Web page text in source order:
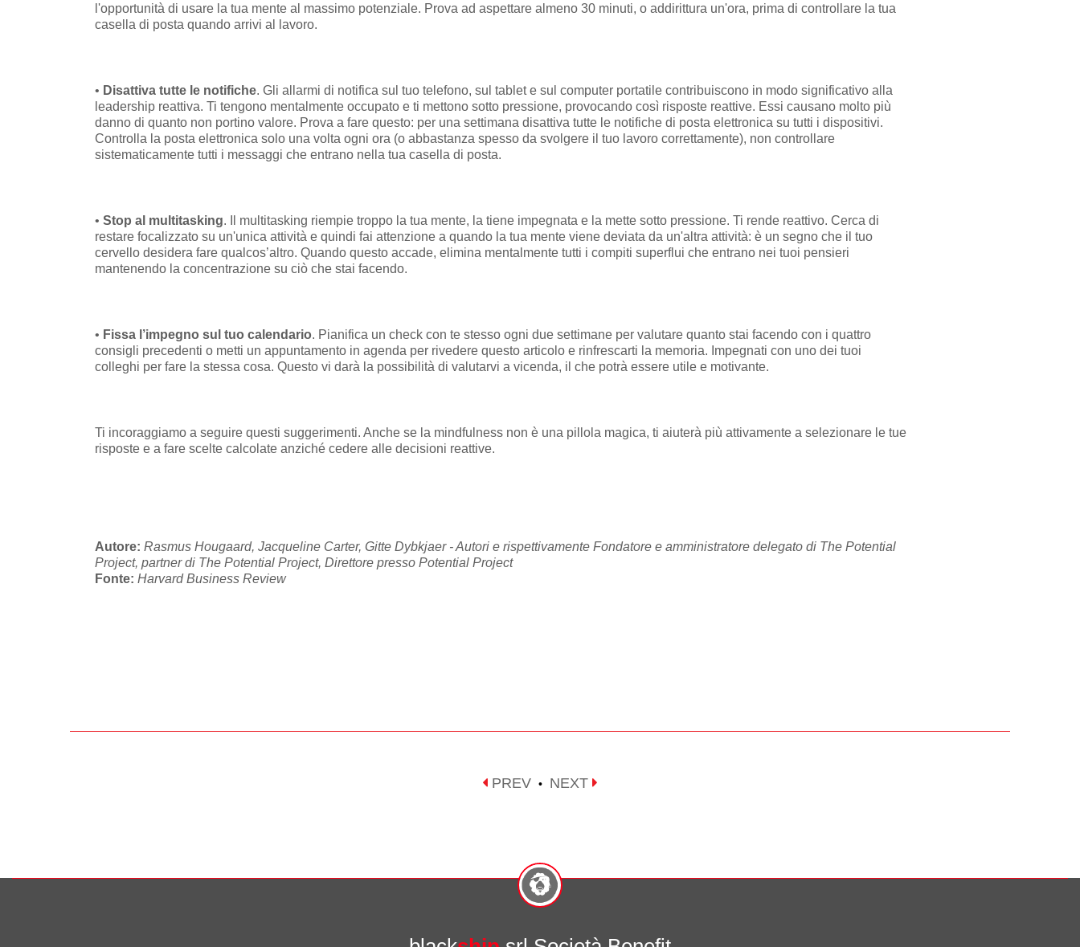
l'opportunità di usare la tua mente al massimo potenziale. Prova ad aspettare almeno 30 minuti, o addirittura un'ora, prima di controllare la tua
casella di posta quando arrivi al lavoro.
• Disattiva tutte le notifiche. Gli allarmi di notifica sul tuo telefono, sul tablet e sul computer portatile contribuiscono in modo significativo alla
leadership reattiva. Ti tengono mentalmente occupato e ti mettono sotto pressione, provocando così risposte reattive. Essi causano molto più
danno di quanto non portino valore. Prova a fare questo: per una settimana disattiva tutte le notifiche di posta elettronica su tutti i dispositivi.
Controlla la posta elettronica solo una volta ogni ora (o abbastanza spesso da svolgere il tuo lavoro correttamente), non controllare
sistematicamente tutti i messaggi che entrano nella tua casella di posta.
• Stop al multitasking. Il multitasking riempie troppo la tua mente, la tiene impegnata e la mette sotto pressione. Ti rende reattivo. Cerca di
restare focalizzato su un'unica attività e quindi fai attenzione a quando la tua mente viene deviata da un'altra attività: è un segno che il tuo
cervello desidera fare qualcos’altro. Quando questo accade, elimina mentalmente tutti i compiti superflui che entrano nei tuoi pensieri
mantenendo la concentrazione su ciò che stai facendo.
• Fissa l’impegno sul tuo calendario. Pianifica un check con te stesso ogni due settimane per valutare quanto stai facendo con i quattro
consigli precedenti o metti un appuntamento in agenda per rivedere questo articolo e rinfrescarti la memoria. Impegnati con uno dei tuoi
colleghi per fare la stessa cosa. Questo vi darà la possibilità di valutarvi a vicenda, il che potrà essere utile e motivante.
Ti incoraggiamo a seguire questi suggerimenti. Anche se la mindfulness non è una pillola magica, ti aiuterà più attivamente a selezionare le tue
risposte e a fare scelte calcolate anziché cedere alle decisioni reattive.
Autore: Rasmus Hougaard, Jacqueline Carter, Gitte Dybkjaer - Autori e rispettivamente Fondatore e amministratore delegato di The Potential
Project, partner di The Potential Project, Direttore presso Potential Project
Fonte: Harvard Business Review
PREV • NEXT